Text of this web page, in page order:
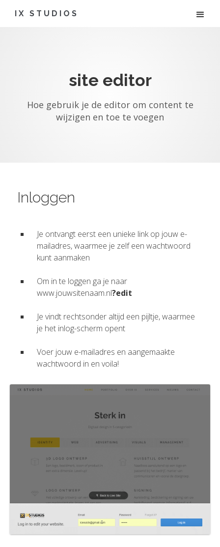
IX STUDIOS
site editor
Hoe gebruik je de editor om content te
wijzigen en toe te voegen
Inloggen
Je ontvangt eerst een unieke link op jouw e-
mailadres, waarmee je zelf een wachtwoord
kunt aanmaken
Om in te loggen ga je naar
www.jouwsitenaam.nl?edit
Je vindt rechtsonder altijd een pijltje, waarmee
je het inlog-scherm opent
Voer jouw e-mailadres en aangemaakte
wachtwoord in en voila!